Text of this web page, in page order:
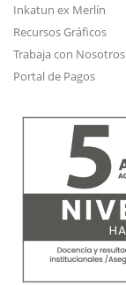
Inkatun ex Merlín
Recursos Gráficos
Trabaja con Nosotros
Portal de Pagos